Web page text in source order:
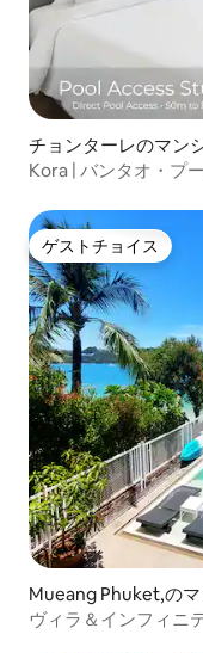
チョンターレのマン
Kora | バンタオ・プ
ゲストチョイス
ゲストチョイス
Mueang Phuket,の
ヴィラ＆インフィニ